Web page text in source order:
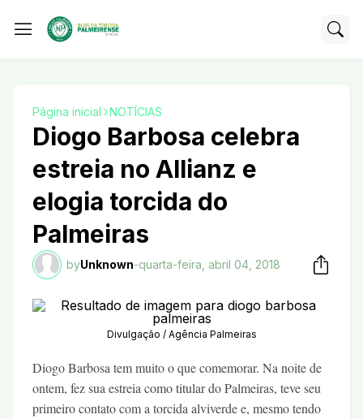
Página inicial NOTÍCIAS
Diogo Barbosa celebra
estreia no Allianz e
elogia torcida do
Palmeiras
byUnknown-quarta-feira, abril 04, 2018
Divulgação / Agência Palmeiras
Diogo Barbosa tem muito o que comemorar. Na noite de
ontem, fez sua estreia como titular do Palmeiras, teve seu
primeiro contato com a torcida alviverde e, mesmo tendo